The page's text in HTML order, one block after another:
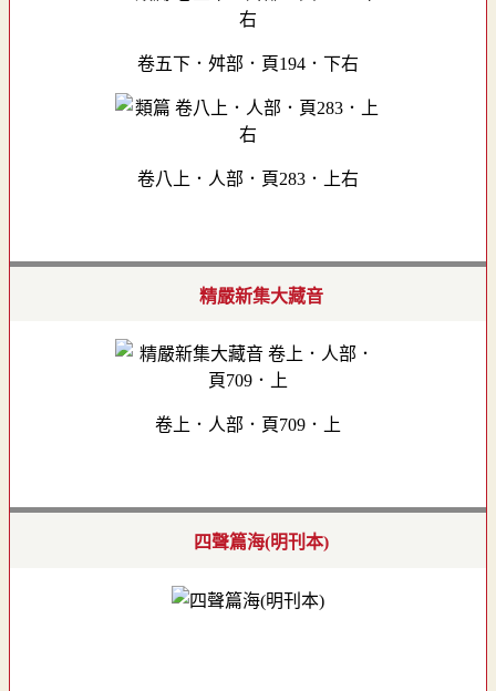
卷五下．舛部．頁194．下右
卷八上．人部．頁283．上右
精嚴新集大藏音
卷上．人部．頁709．上
四聲篇海(明刊本)